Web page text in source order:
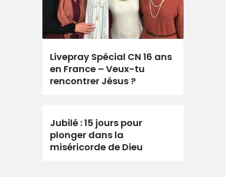
Livepray Spécial CN 16 ans
en France – Veux-tu
rencontrer Jésus ?
Jubilé : 15 jours pour
plonger dans la
miséricorde de Dieu